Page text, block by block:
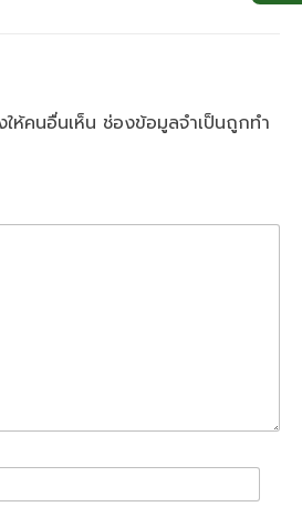
ห้คนอื่นเห็น ช่องข้อมูลจำเป็นถูกทำ